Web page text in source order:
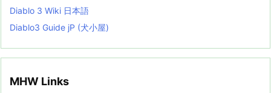
Diablo 3 Wiki 日本語
Diablo3 Guide jP (犬小屋)
MHW Links